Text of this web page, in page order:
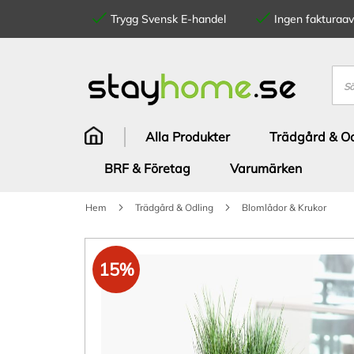
Trygg Svensk E-handel Ingen
innehållet
Sök
Alla Produkter Trädgård &
BRF & Företag
Varumärken
Hem Trädgård & Odling Blomlådor & Krukor
Hoppa
till
slutet15%